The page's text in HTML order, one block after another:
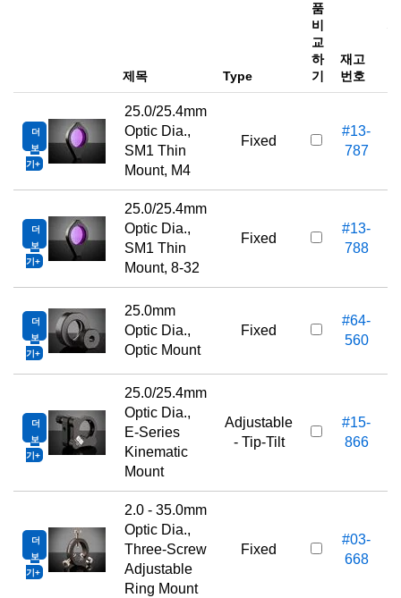
제목 Type
품
비
교
하
기
재고
번호
더
보
기
25.0/25.4mm
Optic Dia.,
SM1 Thin
Mount, M4
Fixed
#13-
787
더
보
기
25.0/25.4mm
Optic Dia.,
SM1 Thin
Mount, 8-32
Fixed
#13-
788
더
보
기
25.0mm
Optic Dia.,
Optic Mount
Fixed
#64-
560
더
보
기
25.0/25.4mm
Optic Dia.,
E-Series
Kinematic
Mount
Adjustable
- Tip-Tilt
#15-
866
더
보
기
2.0 - 35.0mm
Optic Dia.,
Three-Screw
Adjustable
Ring Mount
Fixed
#03-
668